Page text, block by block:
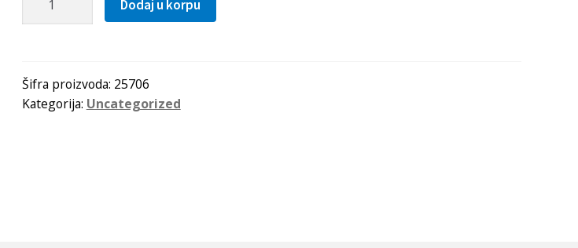
količina
Dodaj u korpu
Šifra proizvoda: 25706
Kategorija: Uncategorized